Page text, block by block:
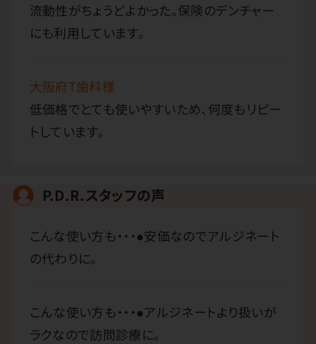
流動性がちょうどよかった。保険のデンチャー
にも利用しています。
大阪府T歯科様
低価格でとても使いやすいため、何度もリピー
トしています。
P.D.R.スタッフの声
こんな使い方も・・・●安価なのでアルジネート
の代わりに。
こんな使い方も・・・●アルジネートより扱いが
ラクなので訪問診療に。